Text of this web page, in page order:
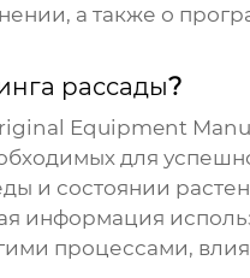
а также о
рассады?
Equipment
для
и состоянии
информация
процессами,